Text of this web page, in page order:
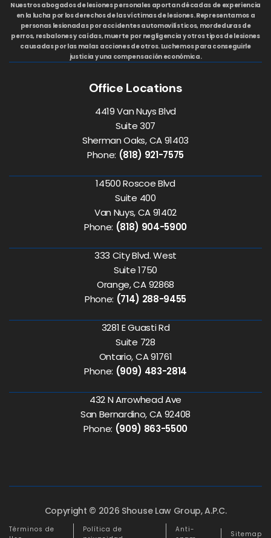
Nuestros abogados de lesiones personales aportan décadas de experiencia
en la lucha por los derechos de las víctimas de lesiones. Representamos a
personas lesionadas por accidentes automovilísticos, mordeduras de
perros, resbalones y caídas, muerte por negligencia y otros tipos de lesiones
causadas por las malas acciones de otros. Luchemos para conseguirle
justicia y una compensación económica.
Office Locations
4419 Van Nuys Blvd
Suite 307
Sherman Oaks, CA 91403
Phone: (818) 921-7575
14500 Roscoe Blvd
Suite 400
Van Nuys, CA 91402
Phone: (818) 904-5900
333 City Blvd. West
Suite 1750
Orange, CA 92868
Phone: (714) 288-9455
3281 E Guasti Rd
Suite 728
Ontario, CA 91761
Phone: (909) 483-2814
432 N Arrowhead Ave
San Bernardino, CA 92408
Phone: (909) 863-5500
Copyright © 2026 Shouse Law Group, A.P.C.
Términos de
Política de
Anti-
Sitemap